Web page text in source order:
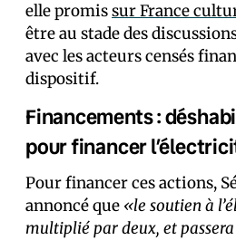
elle promissur France
être au stade des
avec les acteurs censés
dispositif.
Financements :
pour financer
Pour financer ces actions,
annoncé que «le soutien à
multiplié par deux, et